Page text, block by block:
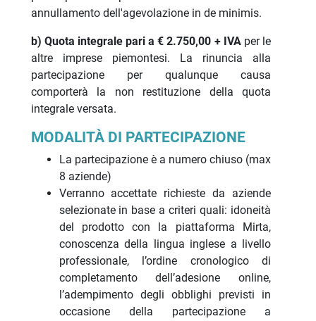
annullamento dell'agevolazione in de minimis.
b) Quota integrale pari a € 2.750,00 + IVA per le
altre imprese piemontesi. La rinuncia alla
partecipazione per qualunque causa
comporterà la non restituzione della quota
integrale versata.
MODALITÀ DI PARTECIPAZIONE
La partecipazione è a numero chiuso (max
8 aziende)
Verranno accettate richieste da aziende
selezionate in base a criteri quali: idoneità
del prodotto con la piattaforma Mirta,
conoscenza della lingua inglese a livello
professionale, l’ordine cronologico di
completamento dell’adesione online,
l’adempimento degli obblighi previsti in
occasione della partecipazione a